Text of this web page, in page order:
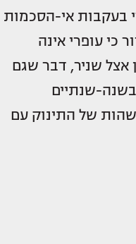
בעקבות אי-הסכמות
כי עופרי אינה
שניר, דבר שגם
בשנה-שנתיים
של התינוק עם